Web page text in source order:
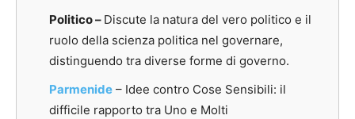
Politico – Discute la natura del vero politico e il
ruolo della scienza politica nel governare,
distinguendo tra diverse forme di governo.
Parmenide – Idee contro Cose Sensibili: il
difficile rapporto tra Uno e Molti